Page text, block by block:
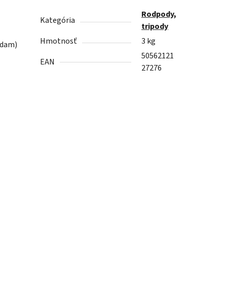
Kategória
Rodpody,
tripody
Hmotnosť
3 kg
EAN
50562121
27276